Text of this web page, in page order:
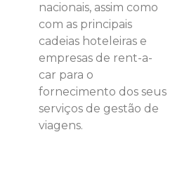
nacionais, assim como
com as principais
cadeias hoteleiras e
empresas de rent-a-
car para o
fornecimento dos seus
serviços de gestão de
viagens.